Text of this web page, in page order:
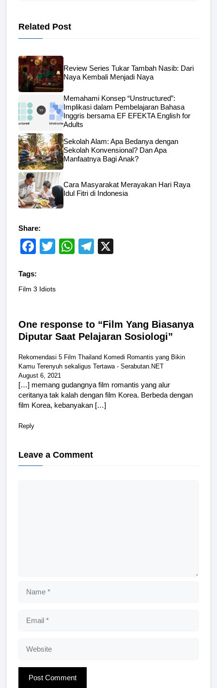
Related Post
Review Series Tukar Tambah Nasib: Dari
Naya Kembali Menjadi Naya
Memahami Konsep “Unstructured”:
Implikasi dalam Pembelajaran Bahasa
Inggris bersama EF EFEKTA English for
Adults
Sekolah Alam: Apa Bedanya dengan
Sekolah Konvensional? Dan Apa
Manfaatnya Bagi Anak?
Cara Masyarakat Merayakan Hari Raya
Idul Fitri di Indonesia
Share:
F
c
e
o
o
k
T
er
W
p
p
T
m
Tags:
Film 3 Idiots
One response to “Film Yang Biasanya
Diputar Saat Pelajaran Sosiologi”
Rekomendasi 5 Film Thailand Komedi Romantis yang Bikin
Kamu Terenyuh sekaligus Tertawa - Serabutan.NET
August 6, 2021
[…] memang gudangnya film romantis yang alur
ceritanya tak kalah dengan film Korea. Berbeda dengan
film Korea, kebanyakan […]
Reply
Leave a Comment